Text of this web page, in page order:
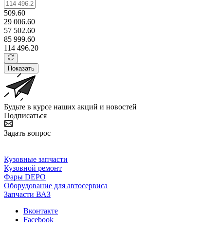
509.60
29 006.60
57 502.60
85 999.60
114 496.20
Показать
Будьте в курсе наших акций и новостей
Подписаться
Задать вопрос
Кузовные запчасти
Кузовной ремонт
Фары DEPO
Оборудование для автосервиса
Запчасти ВАЗ
Вконтакте
Facebook